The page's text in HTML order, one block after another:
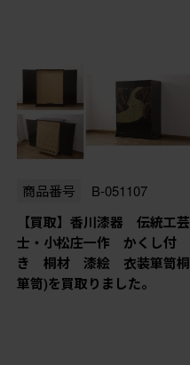
商品番号 B-051107
【買取】香川漆器 伝統工芸
士・小松庄一作 かくし付
き 桐材 漆絵 衣装箪笥桐
箪笥)を買取りました。